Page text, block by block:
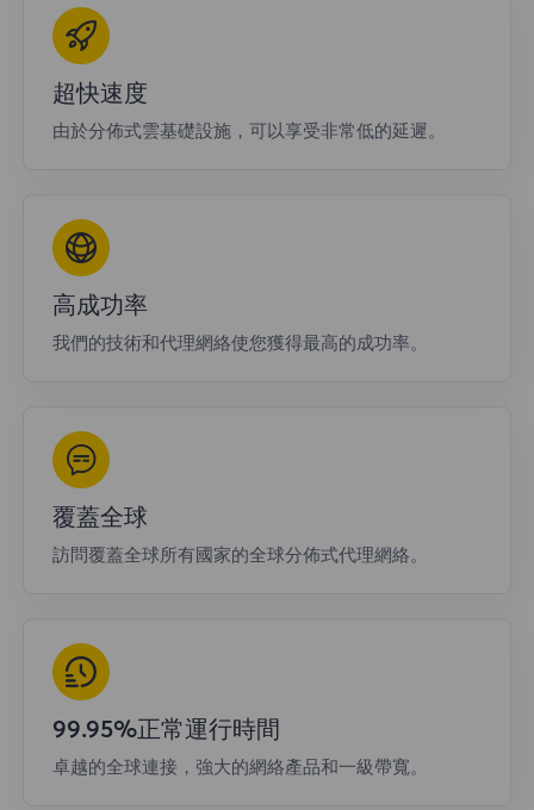
超快速度
由於分佈式雲基礎設施，可以享受非常低的延遲。
高成功率
我們的技術和代理網絡使您獲得最高的成功率。
覆蓋全球
訪問覆蓋全球所有國家的全球分佈式代理網絡。
99.95%正常運行時間
卓越的全球連接，強大的網絡產品和一級帶寬。